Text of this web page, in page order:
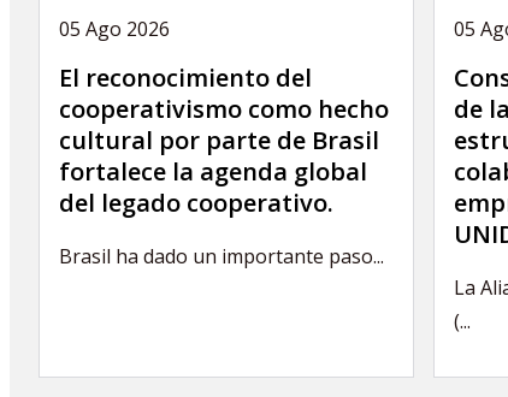
05 Ago 2026
El reconocimiento del
cooperativismo como hecho
cultural por parte de Brasil
fortalece la agenda global
del legado cooperativo.
Brasil ha dado un importante paso...
05
de
La
(...